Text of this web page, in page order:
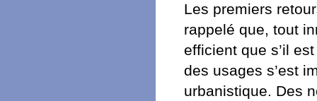
Les premiers
rappelé que, tout
efficient que s’il
des usages s’est
urbanistique. Des